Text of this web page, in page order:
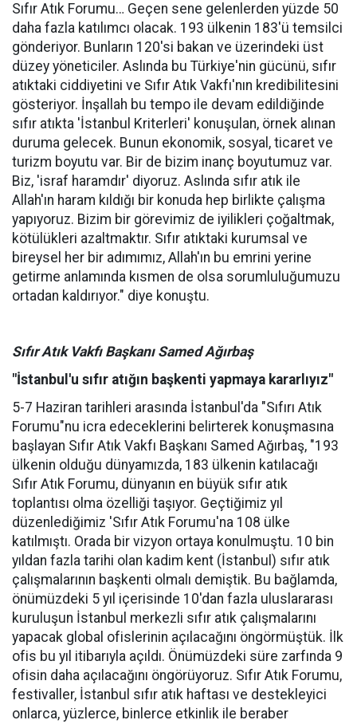
Sıfır Atık Forumu… Geçen sene gelenlerden yüzde 50
daha fazla katılımcı olacak. 193 ülkenin 183'ü temsilci
gönderiyor. Bunların 120'si bakan ve üzerindeki üst
düzey yöneticiler. Aslında bu Türkiye'nin gücünü, sıfır
atıktaki ciddiyetini ve Sıfır Atık Vakfı'nın kredibilitesini
gösteriyor. İnşallah bu tempo ile devam edildiğinde
sıfır atıkta 'İstanbul Kriterleri' konuşulan, örnek alınan
duruma gelecek. Bunun ekonomik, sosyal, ticaret ve
turizm boyutu var. Bir de bizim inanç boyutumuz var.
Biz, 'israf haramdır' diyoruz. Aslında sıfır atık ile
Allah'ın haram kıldığı bir konuda hep birlikte çalışma
yapıyoruz. Bizim bir görevimiz de iyilikleri çoğaltmak,
kötülükleri azaltmaktır. Sıfır atıktaki kurumsal ve
bireysel her bir adımımız, Allah'ın bu emrini yerine
getirme anlamında kısmen de olsa sorumluluğumuzu
ortadan kaldırıyor." diye konuştu.
Sıfır Atık Vakfı Başkanı Samed Ağırbaş
"İstanbul'u sıfır atığın başkenti yapmaya kararlıyız"
5-7 Haziran tarihleri arasında İstanbul'da "Sıfırı Atık
Forumu"nu icra edeceklerini belirterek konuşmasına
başlayan Sıfır Atık Vakfı Başkanı Samed Ağırbaş, "193
ülkenin olduğu dünyamızda, 183 ülkenin katılacağı
Sıfır Atık Forumu, dünyanın en büyük sıfır atık
toplantısı olma özelliği taşıyor. Geçtiğimiz yıl
düzenlediğimiz 'Sıfır Atık Forumu'na 108 ülke
katılmıştı. Orada bir vizyon ortaya konulmuştu. 10 bin
yıldan fazla tarihi olan kadim kent (İstanbul) sıfır atık
çalışmalarının başkenti olmalı demiştik. Bu bağlamda,
önümüzdeki 5 yıl içerisinde 10'dan fazla uluslararası
kuruluşun İstanbul merkezli sıfır atık çalışmalarını
yapacak global ofislerinin açılacağını öngörmüştük. İlk
ofis bu yıl itibarıyla açıldı. Önümüzdeki süre zarfında 9
ofisin daha açılacağını öngörüyoruz. Sıfır Atık Forumu,
festivaller, İstanbul sıfır atık haftası ve destekleyici
onlarca, yüzlerce, binlerce etkinlik ile beraber